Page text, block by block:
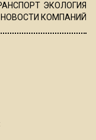
ЭКОЛОГИЯ
НОВОСТИ КОМПАНИЙ